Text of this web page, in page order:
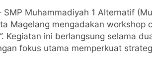
SMP Muhammadiyah 1 Alternatif
Magelang mengadakan workshop
. Kegiatan ini berlangsung selama
fokus utama memperkuat